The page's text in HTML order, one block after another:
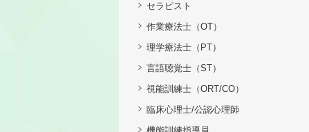
セラピスト
作業療法士（OT）
理学療法士（PT）
言語聴覚士（ST）
視能訓練士（ORT/CO）
臨床心理士/公認心理師